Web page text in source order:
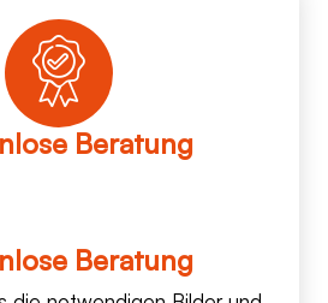
Beratung
Beratung